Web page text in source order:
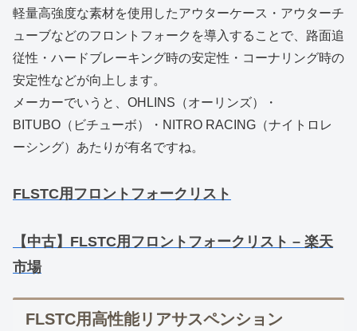
軽量高強度な素材を使用したアウターケース・アウターチ
ューブなどのフロントフォークを導入することで、路面追
従性・ハードブレーキング時の安定性・コーナリング時の
安定性などが向上します。
メーカーでいうと、OHLINS（オーリンズ）・
BITUBO（ビチューボ）・NITRO RACING（ナイトロレ
ーシング）あたりが有名ですね。
FLSTC用フロントフォークリスト
【中古】FLSTC用フロントフォークリスト – 楽天
市場
FLSTC用高性能リアサスペンション